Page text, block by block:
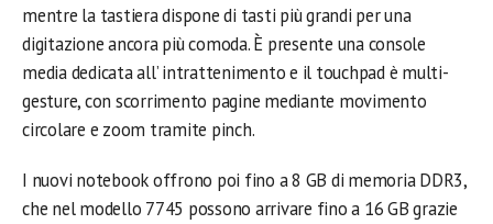
mentre la tastiera dispone di tasti più grandi per una
digitazione ancora più comoda. È presente una console
media dedicata all’ intrattenimento e il touchpad è multi-
gesture, con scorrimento pagine mediante movimento
circolare e zoom tramite pinch.
I nuovi notebook offrono poi fino a 8 GB di memoria DDR3,
che nel modello 7745 possono arrivare fino a 16 GB grazie